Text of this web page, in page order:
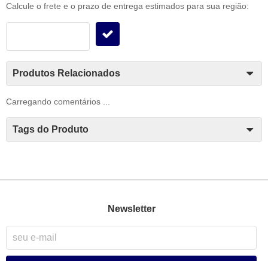
Calcule o frete e o prazo de entrega estimados para sua região:
Produtos Relacionados
Carregando comentários ...
Tags do Produto
Newsletter